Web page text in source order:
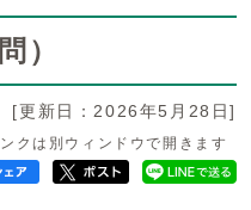
）
[更新日：2026年5月28日]
クは別ウィンドウで開きます